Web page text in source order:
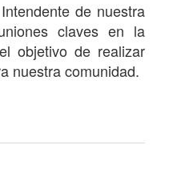
de nuestra
claves en la
objetivo de realizar
nuestra comunidad.